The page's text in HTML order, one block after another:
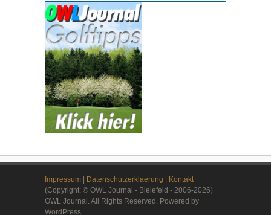
Impressum Datenschutzerklaerung
Kontakt
(Copyright: © OWL Journal - Bielefeld - 2006-2026)
OWL Journal. All Rights Reserved. Powered by
WordPress.